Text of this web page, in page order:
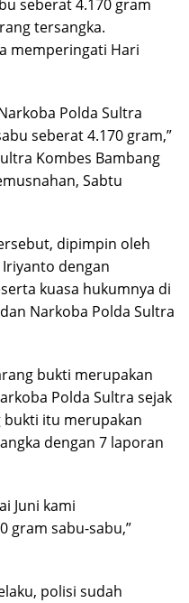
seberat 4.170 gram
tersangka.
memperingati Hari
Polda Sultra
seberat 4.170 gram,”
Kombes Bambang
Sabtu
dipimpin oleh
dengan
kuasa hukumnya di
Narkoba Polda Sultra
bukti merupakan
Polda Sultra sejak
bukti itu merupakan
dengan 7 laporan
Juni kami
gram sabu-sabu,”
polisi sudah